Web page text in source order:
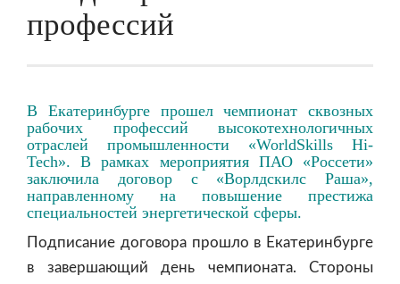
профессий
В Екатеринбурге прошел чемпионат сквозных
рабочих профессий высокотехнологичных
отраслей промышленности «WorldSkills Hi-
Tech». В рамках мероприятия ПАО «Россети»
заключила договор с «Ворлдскилс Раша»,
направленному на повышение престижа
специальностей энергетической сферы.
Подписание договора прошло в Екатеринбурге
в завершающий день чемпионата. Стороны